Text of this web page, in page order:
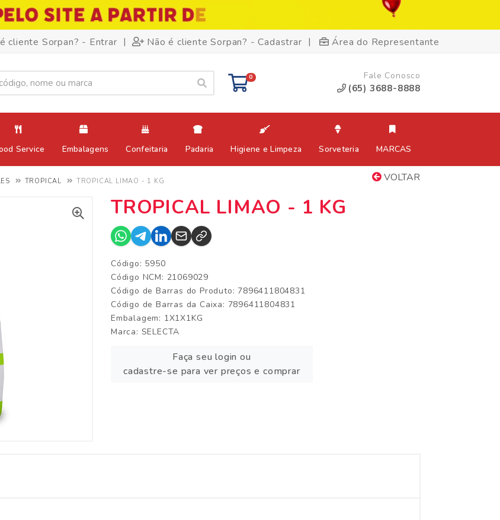
cliente Sorpan? - Entrar | Não é cliente Sorpan? - Cadastrar | Área do Representante
0 Fale Conosco
(65) 3688-8888
Service Embalagens Confeitaria Padaria Higiene e Limpeza Sorveteria MARCAS
VOLTAR
TROPICAL TROPICAL LIMAO - 1 KG
TROPICAL LIMAO - 1 KG
Código: 5950
Código NCM: 21069029
Código de Barras do Produto: 7896411804831
Código de Barras da Caixa: 7896411804831
Embalagem: 1X1X1KG
Marca: SELECTA
Faça seu login ou
cadastre-se para ver preços e comprar